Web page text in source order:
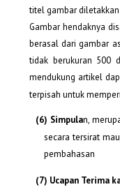
titel gambar
Gambar hendaknya
berasal dari gambar
tidak berukuran
mendukung artikel
terpisah untuk
(6) Simpulan,
secara tersirat
pembahasan
(7) Ucapan Terima